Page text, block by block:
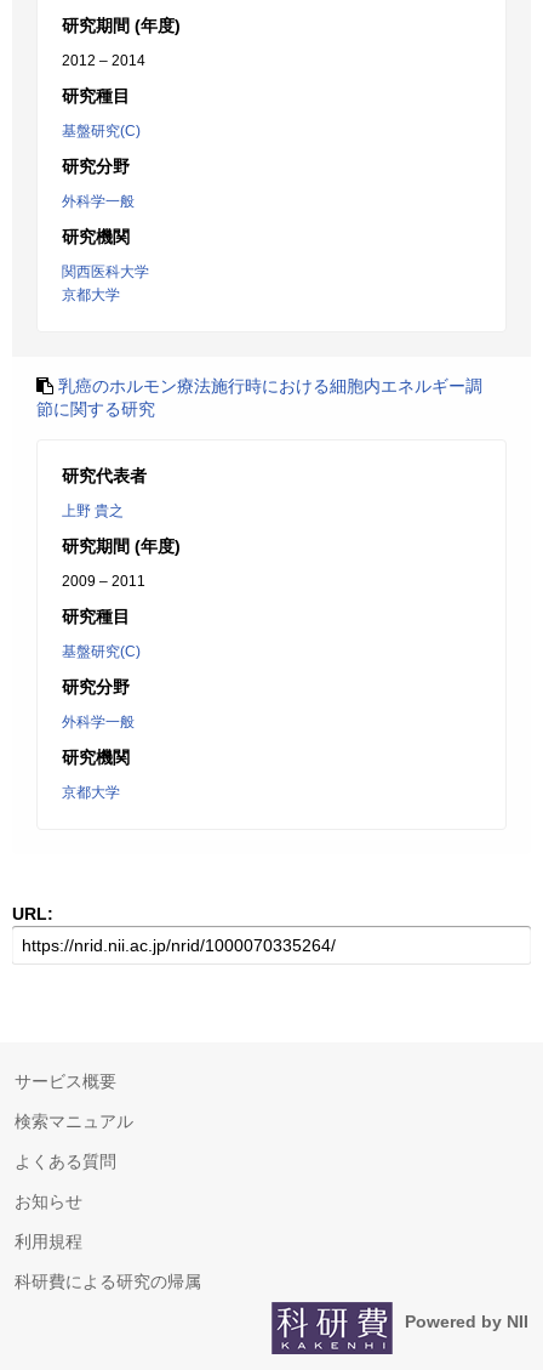
研究期間 (年度)
2012 – 2014
研究種目
基盤研究(C)
研究分野
外科学一般
研究機関
関西医科大学
京都大学
乳癌のホルモン療法施行時における細胞内エネルギー調
節に関する研究
研究代表者
上野 貴之
研究期間 (年度)
2009 – 2011
研究種目
基盤研究(C)
研究分野
外科学一般
研究機関
京都大学
URL:
サービス概要
検索マニュアル
よくある質問
お知らせ
利用規程
科研費による研究の帰属
Powered by NII